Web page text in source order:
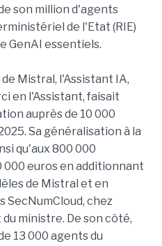
son million d'agents
de l'Etat (RIE)
GenAI essentiels.
Mistral, l'Assistant IA,
en l'Assistant, faisait
auprès de 10 000
Sa généralisation à la
qu'aux 800 000
euros en additionnant
de Mistral et en
chez
ministre. De son côté,
13 000 agents du